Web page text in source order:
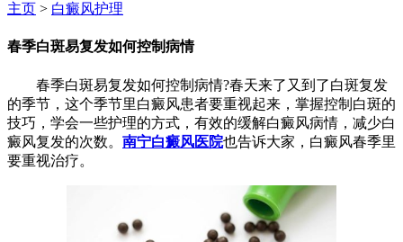
主页 > 白癜风护理
春季白斑易复发如何控制病情
春季白斑易复发如何控制病情?春天来了又到了白斑复发
的季节，这个季节里白癜风患者要重视起来，掌握控制白斑的
技巧，学会一些护理的方式，有效的缓解白癜风病情，减少白
癜风复发的次数。 南宁白癜风医院也告诉大家，白癜风春季里
要重视治疗。